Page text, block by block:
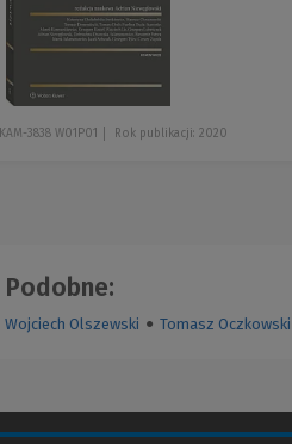
KAM-3838 W01P01 Rok publikacji: 2020
Podobne:
Wojciech Olszewski ● Tomasz Oczkowski